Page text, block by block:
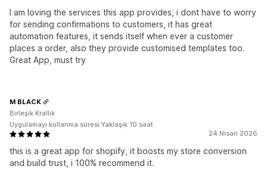
I am loving the services this app provides, i dont have to worry
for sending confirmations to customers, it has great
automation features, it sends itself when ever a customer
places a order, also they provide customised templates too.
Great App, must try
24 Nisan 2026
this is a great app for shopify, it boosts my store conversion
and build trust, i 100% recommend it.
M BLACK
Birleşik Krallık
Uygulamayı kullanma süresi:Yaklaşık 10 saat